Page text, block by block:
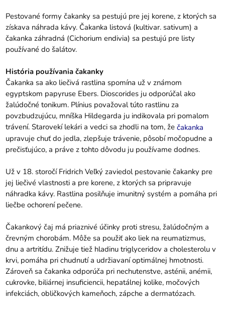
Pestované formy čakanky sa pestujú pre jej korene, z ktorých sa
získava náhrada kávy. Čakanka listová (kultivar. sativum) a
čakanka záhradná (Cichorium endivia) sa pestujú pre listy
používané do šalátov.
História používania čakanky
Čakanka sa ako liečivá rastlina spomína už v známom
egyptskom papyruse Ebers. Dioscorides ju odporúčal ako
žalúdočné tonikum. Plínius považoval túto rastlinu za
povzbudzujúcu, mníška Hildegarda ju indikovala pri pomalom
trávení. Starovekí lekári a vedci sa zhodli na tom, žečakanka
upravuje chuť do jedla, zlepšuje trávenie, pôsobí močopudne a
prečisťujúco, a práve z tohto dôvodu ju používame dodnes.
Už v 18. storočí Fridrich Veľký zaviedol pestovanie čakanky pre
jej liečivé vlastnosti a pre korene, z ktorých sa pripravuje
náhradka kávy. Rastlina posilňuje imunitný systém a pomáha pri
liečbe ochorení pečene.
Čakankový čaj má priaznivé účinky proti stresu, žalúdočným a
črevným chorobám. Môže sa použiť ako liek na reumatizmus,
dnu a artritídu. Znižuje tiež hladinu triglyceridov a cholesterolu v
krvi, pomáha pri chudnutí a udržiavaní optimálnej hmotnosti.
Zároveň sa čakanka odporúča pri nechutenstve, asténii, anémii,
cukrovke, biliárnej insuficiencii, hepatálnej kolike, močových
infekciách, obličkových kameňoch, zápche a dermatózach.